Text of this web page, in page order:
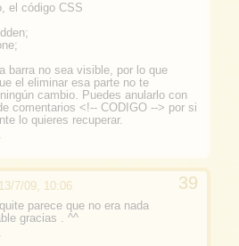
el código CSS
barra no sea visible, por lo que
el eliminar esa parte no te
cambio. Puedes anularlo con
comentarios <!-- CODIGO --> por si
lo quieres recuperar.
13/7/09, 10:06
parece que no era nada
gracias . ^^